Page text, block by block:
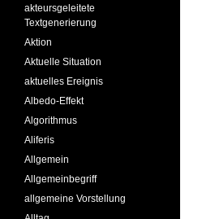
akteursgeleitete
Textgenerierung
Aktion
Aktuelle Situation
aktuelles Ereignis
Albedo-Effekt
Algorithmus
Aliferis
Allgemein
Allgemeinbegriff
allgemeine Vorstellung